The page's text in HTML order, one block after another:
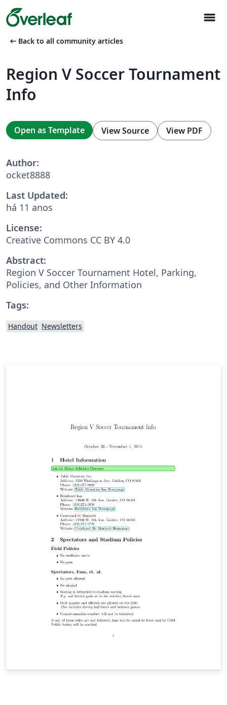
menu
arrow_left_alt Back to all community articles
Region V Soccer Tournament
Info
Open as Template View Source View PDF
Author:
ocket8888
Last Updated:
há 11 anos
License:
Creative Commons CC BY 4.0
Abstract:
Region V Soccer Tournament Hotel, Parking,
Policies, and Other Information
Tags:
Handout Newsletters